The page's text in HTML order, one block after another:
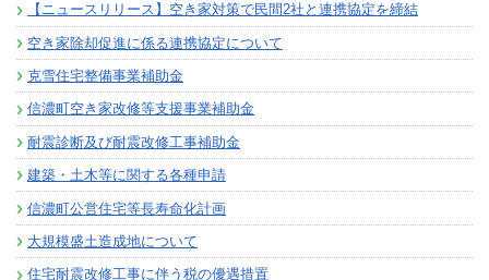
【ニュースリリース】空き家対策で民間2社と連携協定を締結
空き家除却促進に係る連携協定について
克雪住宅整備事業補助金
信濃町空き家改修等支援事業補助金
耐震診断及び耐震改修工事補助金
建築・土木等に関する各種申請
信濃町公営住宅等長寿命化計画
大規模盛土造成地について
住宅耐震改修工事に伴う税の優遇措置